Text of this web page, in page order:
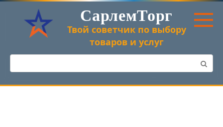
Перейти
контенту
СарлемТорг
Твой советчик по выбору
товаров и услуг
Поиск: